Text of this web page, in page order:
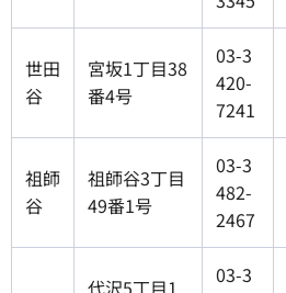
世田
谷
宮坂1丁目38
番4号
03-3
420-
7241
祖師
谷
祖師谷3丁目
49番1号
03-3
482-
2467
代沢5丁目1
03-3